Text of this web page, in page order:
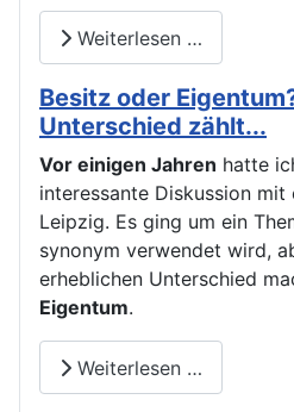
Weiterlesen …
Besitz oder
Unterschied zählt...
Vor einigen Jahren hatte
interessante Diskussion mit
Leipzig. Es ging um ein
synonym verwendet wird,
erheblichen Unterschied
Eigentum.
Weiterlesen …